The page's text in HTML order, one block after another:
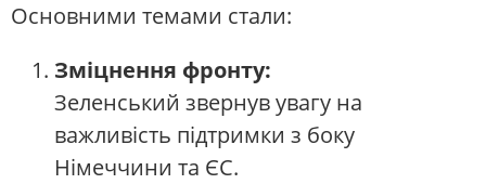
Основними темами стали:
Зміцнення фронту:
Зеленський звернув увагу на
важливість підтримки з боку
Німеччини та ЄС.